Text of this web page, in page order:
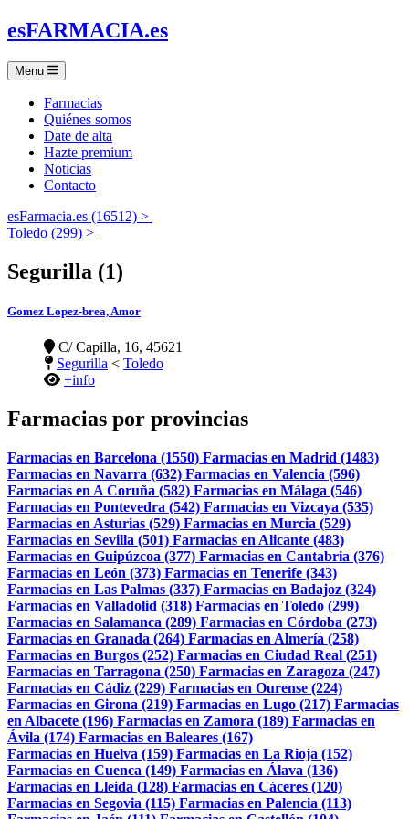
esFARMACIA.es
Menu
Farmacias
Quiénes somos
Date de alta
Hazte premium
Noticias
Contacto
esFarmacia.es (16512) >
Toledo (299) >
Segurilla (1)
Gomez Lopez-brea, Amor
C/ Capilla, 16, 45621
Segurilla < Toledo
+info
Farmacias por provincias
Farmacias en Barcelona (1550) Farmacias en Madrid (1483)
Farmacias en Navarra (632) Farmacias en Valencia (596)
Farmacias en A Coruña (582) Farmacias en Málaga (546)
Farmacias en Pontevedra (542) Farmacias en Vizcaya (535)
Farmacias en Asturias (529) Farmacias en Murcia (529)
Farmacias en Sevilla (501) Farmacias en Alicante (483)
Farmacias en Guipúzcoa (377) Farmacias en Cantabria (376)
Farmacias en León (373) Farmacias en Tenerife (343)
Farmacias en Las Palmas (337) Farmacias en Badajoz (324)
Farmacias en Valladolid (318) Farmacias en Toledo (299)
Farmacias en Salamanca (289) Farmacias en Córdoba (273)
Farmacias en Granada (264) Farmacias en Almería (258)
Farmacias en Burgos (252) Farmacias en Ciudad Real (251)
Farmacias en Tarragona (250) Farmacias en Zaragoza (247)
Farmacias en Cádiz (229) Farmacias en Ourense (224)
Farmacias en Girona (219) Farmacias en Lugo (217) Farmacias
en Albacete (196) Farmacias en Zamora (189) Farmacias en
Ávila (174) Farmacias en Baleares (167)
Farmacias en Huelva (159) Farmacias en La Rioja (152)
Farmacias en Cuenca (149) Farmacias en Álava (136)
Farmacias en Lleida (128) Farmacias en Cáceres (120)
Farmacias en Segovia (115) Farmacias en Palencia (113)